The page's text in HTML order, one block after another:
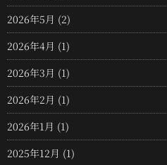
2026年5月 (2)
2026年4月 (1)
2026年3月 (1)
2026年2月 (1)
2026年1月 (1)
2025年12月 (1)